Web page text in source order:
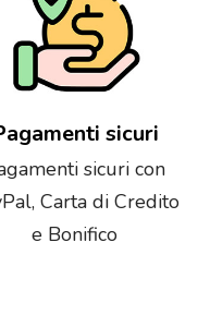
sicuri
sicuri con
Carta di Credito
e Bonifico